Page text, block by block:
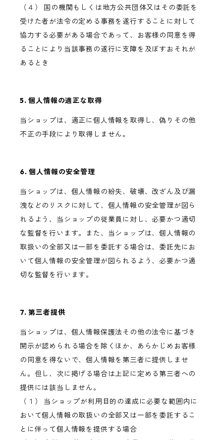
（４） 国の機関もしくは地方公共団体又はその委託を
受けた者が法令の定める事務を遂行することに対して
協力する必要がある場合であって、お客様の同意を得
ることにより当該事務の遂行に支障を及ぼすおそれが
あるとき
5. 個人情報の適正な取得
当ショップは、適正に個人情報を取得し、偽りその他
不正の手段により取得しません。
6. 個人情報の安全管理
当ショップは、個人情報の紛失、破壊、改ざん及び漏
洩などのリスクに対して、個人情報の安全管理が図ら
れるよう、当ショップの従業員に対し、必要かつ適切
な監督を行います。また、当ショップは、個人情報の
取扱いの全部又は一部を委託する場合は、委託先にお
いて個人情報の安全管理が図られるよう、必要かつ適
切な監督を行います。
7. 第三者提供
当ショップは、個人情報保護法その他の法令に基づき
開示が認められる場合を除くほか、あらかじめお客様
の同意を得ないで、個人情報を第三者に提供しませ
ん。但し、次に掲げる場合は上記に定める第三者への
提供には該当しません。
（１） 当ショップが利用目的の達成に必要な範囲内に
おいて個人情報の取扱いの全部又は一部を委託するこ
とに伴って個人情報を提供する場合